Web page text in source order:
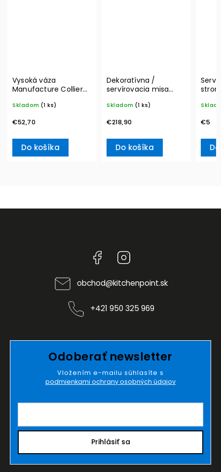
Vysoká váza
Manufacture Collier
& Boch
Skladom (1 ks)
€52,70
Do košíka
Dekoratívna /
servírovacia misa
Villeroy & Boch
Skladom (1 ks)
€218,90
Do košíka
L–
€5
Facebook
obchod@kitchenpoint.sk
+421 950 325 969
Odoberať newsletter
Vložením e-mailu súhlasíte s
podmienkami ochrany osobných údajov
Prihlásiť sa